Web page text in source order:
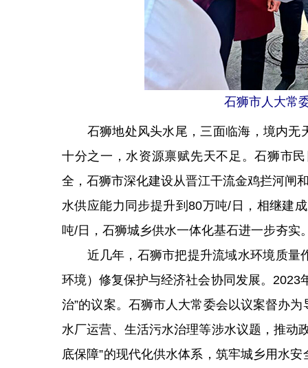
石狮市人大常
石狮地处风头水尾，三面临海，境内无
十分之一，水资源禀赋先天不足。石狮市
全，石狮市深化建设从晋江干流金鸡拦河闸
水供应能力同步提升到80万吨/日，相继建
吨/日，石狮城乡供水一体化基石进一步夯实
近几年，石狮市把提升流域水环境质量
环境）修复保护与经济社会协同发展。2023
治”的议案。石狮市人大常委会以议案督办
水厂运营、生活污水治理等涉水议题，推动
底保障”的现代化供水体系，筑牢城乡用水